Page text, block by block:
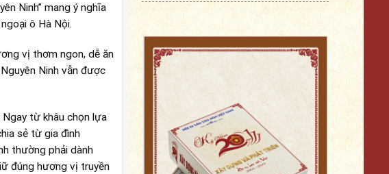
Ninh” mang ý nghĩa
ô Hà Nội.
vị thơm ngon, dễ ăn
Ninh vẫn được
từ khâu chọn lựa
sẻ từ gia đình
thường phải dành
đúng hương vị truyền